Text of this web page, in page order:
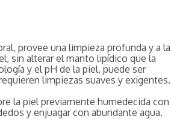
provee una limpieza profunda y a la
sin alterar el manto lipídico que la
y el pH de la piel, puede ser
limpiezas suaves y exigentes.
la piel previamente humedecida con
y enjuagar con abundante agua.